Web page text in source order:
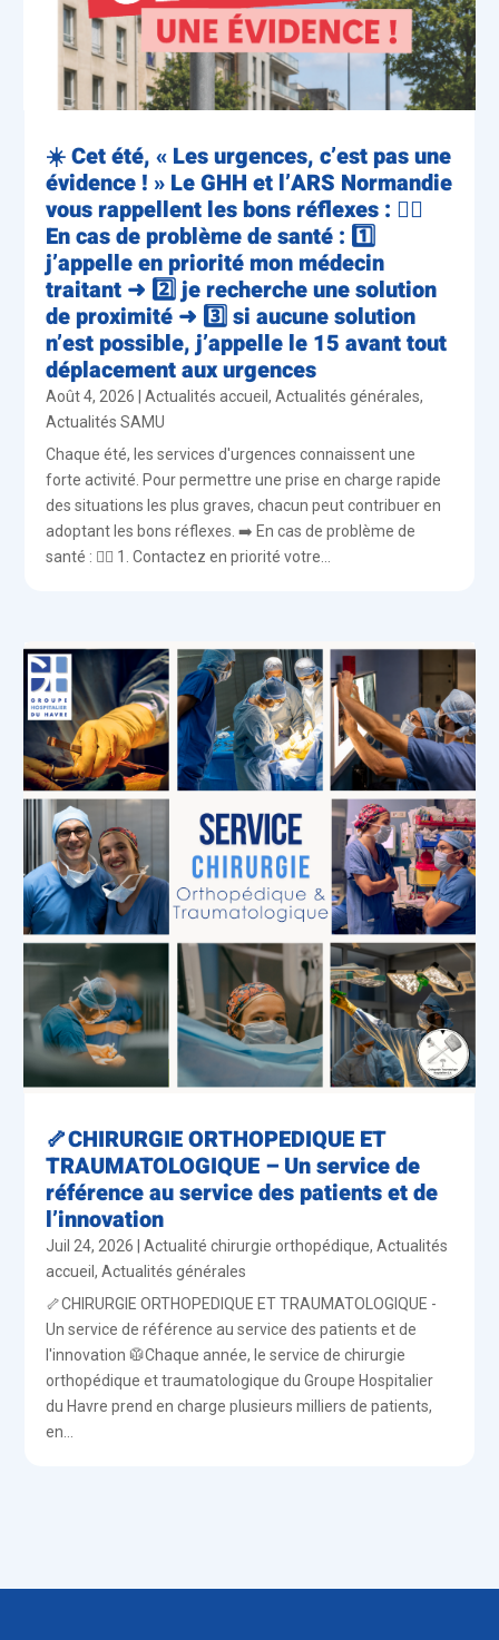
☀️ Cet été, « Les urgences, c’est pas une
évidence ! » Le GHH et l’ARS Normandie
vous rappellent les bons réflexes : 👨‍⚕️
En cas de problème de santé : 1️⃣
j’appelle en priorité mon médecin
traitant ➜ 2️⃣ je recherche une solution
de proximité ➜ 3️⃣ si aucune solution
n’est possible, j’appelle le 15 avant tout
déplacement aux urgences
Août 4, 2026 |Actualités accueil,Actualités générales,
Actualités SAMU
Chaque été, les services d'urgences connaissent une
forte activité. Pour permettre une prise en charge rapide
des situations les plus graves, chacun peut contribuer en
adoptant les bons réflexes. ➡️ En cas de problème de
santé : 👨‍⚕️ 1. Contactez en priorité votre...
🦴CHIRURGIE ORTHOPEDIQUE ET
TRAUMATOLOGIQUE – Un service de
référence au service des patients et de
l’innovation
Juil 24, 2026 |Actualité chirurgie orthopédique,Actualités
accueil,Actualités générales
🦴CHIRURGIE ORTHOPEDIQUE ET TRAUMATOLOGIQUE -
Un service de référence au service des patients et de
l'innovation 🥼Chaque année, le service de chirurgie
orthopédique et traumatologique du Groupe Hospitalier
du Havre prend en charge plusieurs milliers de patients,
en...